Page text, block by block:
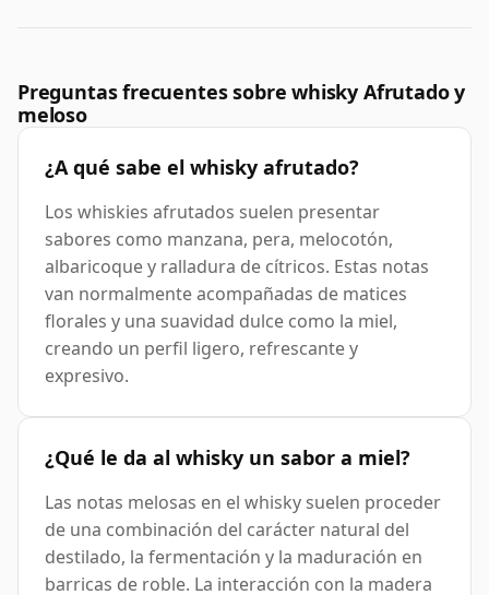
Preguntas frecuentes sobre whisky Afrutado y
meloso
¿A qué sabe el whisky afrutado?
Los whiskies afrutados suelen presentar
sabores como manzana, pera, melocotón,
albaricoque y ralladura de cítricos. Estas notas
van normalmente acompañadas de matices
florales y una suavidad dulce como la miel,
creando un perfil ligero, refrescante y
expresivo.
¿Qué le da al whisky un sabor a miel?
Las notas melosas en el whisky suelen proceder
de una combinación del carácter natural del
destilado, la fermentación y la maduración en
barricas de roble. La interacción con la madera